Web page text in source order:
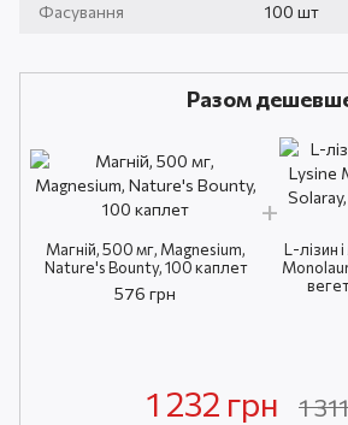
Фасування 100 шт
Разом
Магній, 500 мг, Magnesium,
Nature's Bounty, 100 каплет
576 грн
L-лізин
1 232 грн 1